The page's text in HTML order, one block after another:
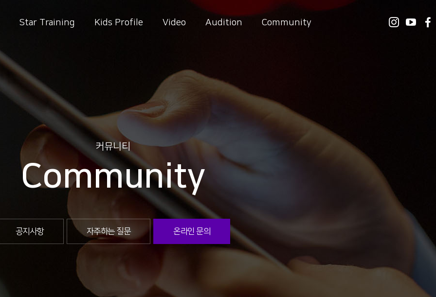
Star Training Kids Profile Video Audition Community
커뮤니티
Community
공지사항 자주하는 질문 온라인 문의